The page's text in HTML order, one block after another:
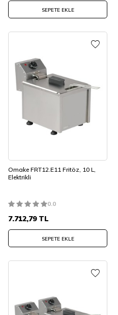
SEPETE EKLE
Omake FRT12.E11 Fritöz, 10 L,
Elektrikli
0.0
7.712,79TL
SEPETE EKLE